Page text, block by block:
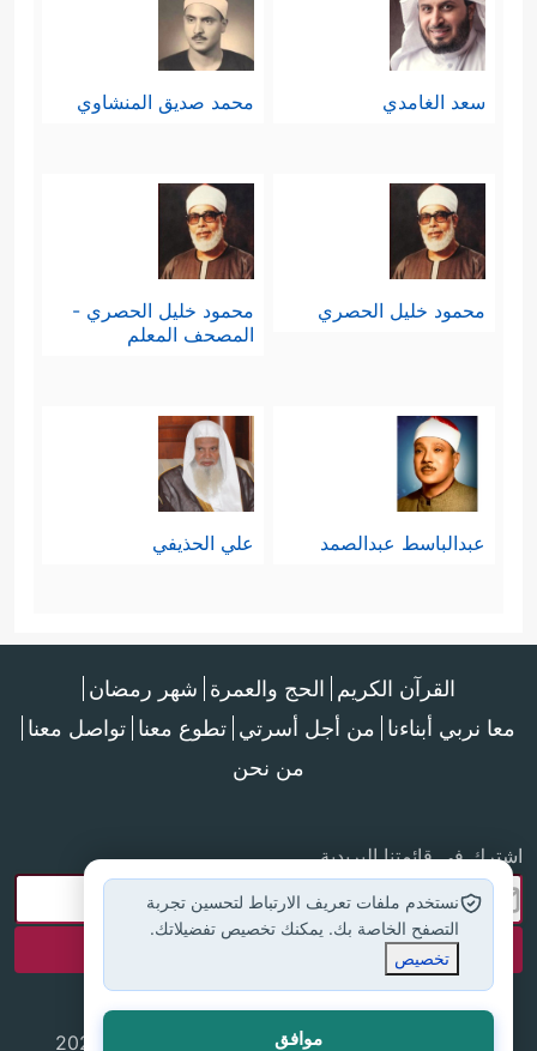
سعد الغامدي محمد صديق المنشاوي
محمود خليل الحصري
محمود خليل الحصري -
المصحف المعلم
عبدالباسط عبدالصمد علي الحذيفي
القرآن الكريم الحج والعمرة شهر رمضان
معا نربي أبناءنا من أجل أسرتي تطوع معنا تواصل معنا
من نحن
اشترك في قائمتنا البريدية
جميع الحقوق محفوظة لموقع إسلام أون لاين © 2025
نستخدم ملفات تعريف الارتباط لتحسين تجربة
التصفح الخاصة بك. يمكنك تخصيص تفضيلاتك.
تخصيص
موافق